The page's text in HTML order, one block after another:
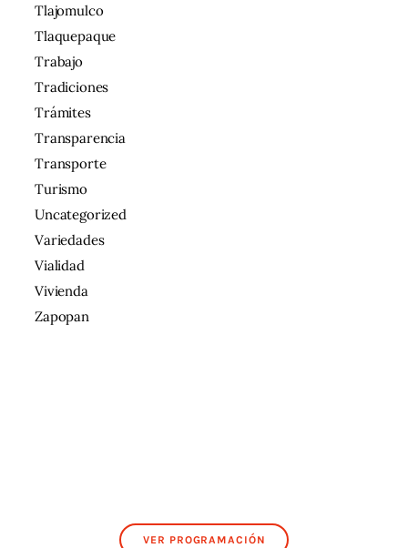
Tlajomulco
Tlaquepaque
Trabajo
Tradiciones
Trámites
Transparencia
Transporte
Turismo
Uncategorized
Variedades
Vialidad
Vivienda
Zapopan
VER PROGRAMACIÓN